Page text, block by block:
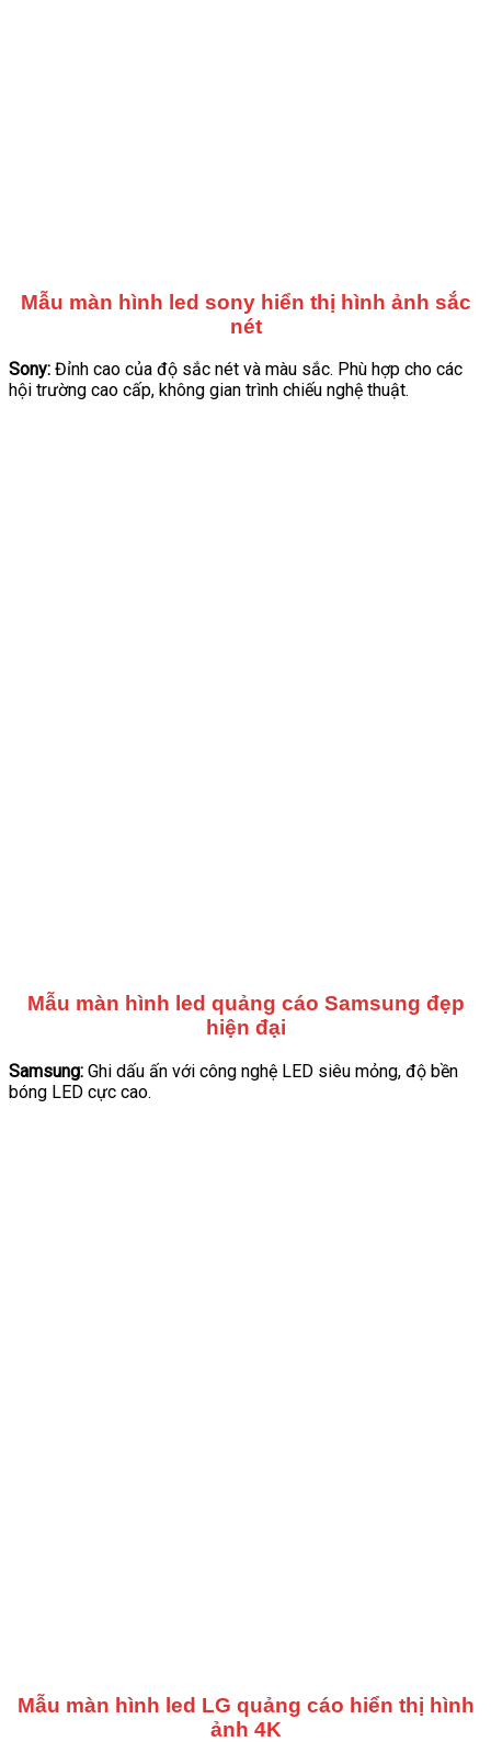
Mẫu màn hình led sony hiển thị hình ảnh sắc
nét
Sony: Đỉnh cao của độ sắc nét và màu sắc. Phù hợp cho các
hội trường cao cấp, không gian trình chiếu nghệ thuật.
Mẫu màn hình led quảng cáo Samsung đẹp
hiện đại
Samsung: Ghi dấu ấn với công nghệ LED siêu mỏng, độ bền
bóng LED cực cao.
Mẫu màn hình led LG quảng cáo hiển thị hình
ảnh 4K